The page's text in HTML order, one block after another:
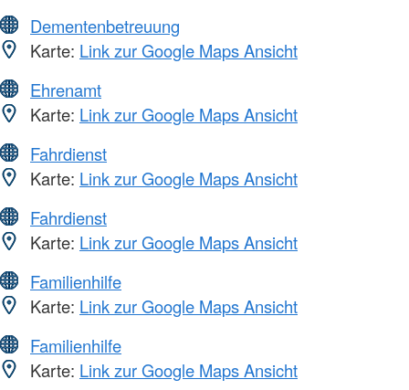
Dementenbetreuung
Karte: Link zur Google Maps Ansicht
Ehrenamt
Karte: Link zur Google Maps Ansicht
Fahrdienst
Karte: Link zur Google Maps Ansicht
Fahrdienst
Karte: Link zur Google Maps Ansicht
Familienhilfe
Karte: Link zur Google Maps Ansicht
Familienhilfe
Karte: Link zur Google Maps Ansicht